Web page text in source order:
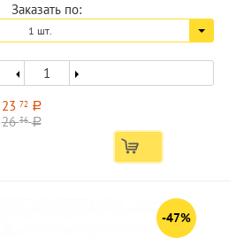
Заказать по:
1 шт.
23 72 a
2636 a
-47%